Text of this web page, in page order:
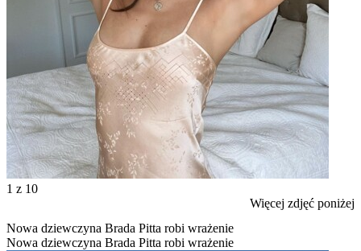
1 z 10
Więcej zdjęć poniżej
Nowa dziewczyna Brada Pitta robi wrażenie
Nowa dziewczyna Brada Pitta robi wrażenie